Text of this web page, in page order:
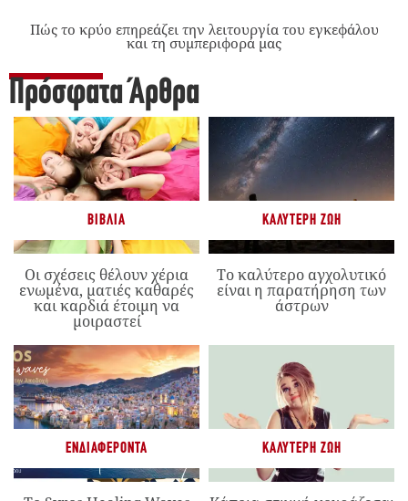
Πώς το κρύο επηρεάζει την λειτουργία του εγκεφάλου
και τη συμπεριφορά μας
Πρόσφατα Άρθρα
ΒΙΒΛΊΑ
Οι σχέσεις θέλουν χέρια
ενωμένα, ματιές καθαρές
και καρδιά έτοιμη να
μοιραστεί
ΚΑΛΎΤΕΡΗ ΖΩΉ
Το καλύτερο αγχολυτικό
είναι η παρατήρηση των
άστρων
ΕΝΔΙΑΦΈΡΟΝΤΑ ΚΑΛΎΤΕΡΗ ΖΩΉ